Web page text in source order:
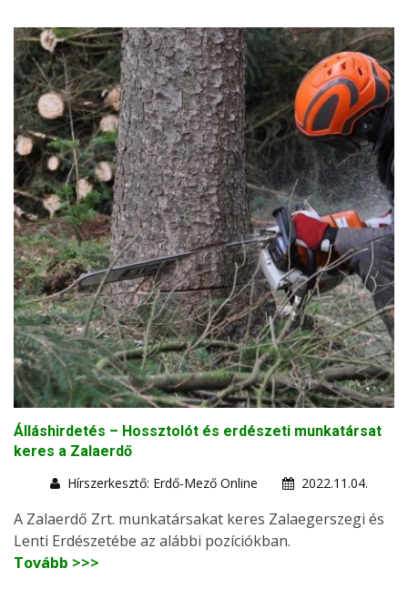
Álláshirdetés – Hossztolót és erdészeti munkatársat
keres a Zalaerdő
Hírszerkesztő: Erdő-Mező Online
2022.11.04.
A Zalaerdő Zrt. munkatársakat keres Zalaegerszegi és
Lenti Erdészetébe az alábbi pozíciókban.
Tovább >>>